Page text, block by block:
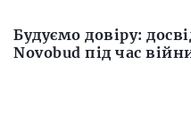
Будуємо довіру:
Novobud під час